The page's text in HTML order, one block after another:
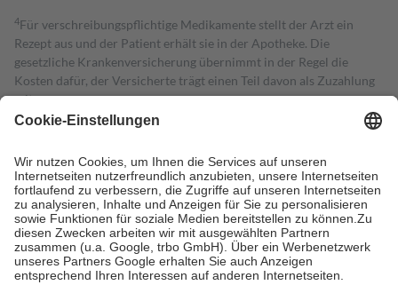
4Für verschreibungspflichtige Medikamente stellt der Arzt ein
Rezept aus und der Patient erhält sie in der Apotheke. Die
gesetzliche Krankenversicherung übernimmt in der Regel die
Kosten dafür, der Versicherte trägt einen Teil davon als Zuzahlung
mit.
Grundsätzlich leisten Mitglieder Zuzahlungen in Höhe von zehn
höchstens zehn Euro.
Es sind jedoch nie mehr als die tatsächlichen
Kosten der Leistung zu entrichten.
Diese Regeln gelten grundsätzlich auch für Online-Apotheken.
Bei Heilmitteln und häuslicher Krankenpflege beträgt die
Zuzahlung zehn Prozent der Kosten sowie zehn Euro je
Verordnung.
Um das Engagement der Versicherten für ihre eigene Gesundheit zu